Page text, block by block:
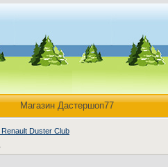
Магазин Дастершоп77
Duster Club